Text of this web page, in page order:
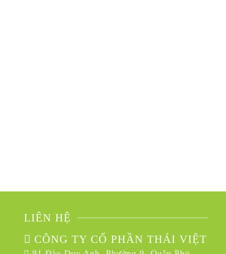
LIÊN HỆ
CÔNG TY CỔ PHẦN THÁI VIỆT